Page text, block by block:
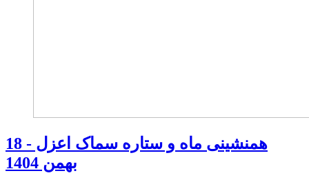
همنشینی ماه و ستاره سماک اعزل - 18
بهمن 1404